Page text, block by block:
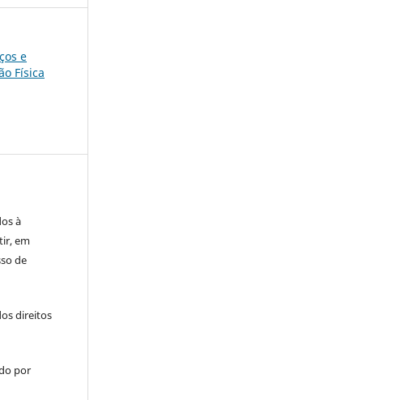
e
Física
à
em
de
direitos
por